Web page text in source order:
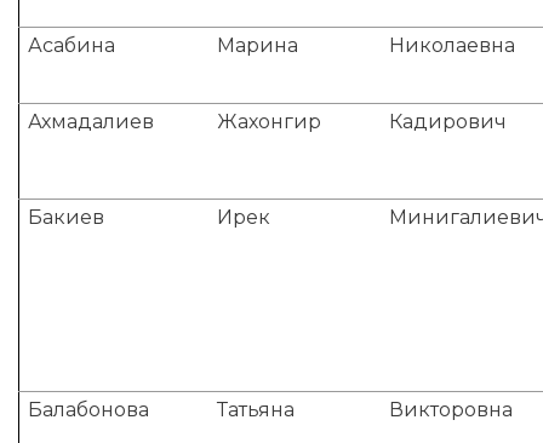
Асабина Марина Николаевна
Ахмадалиев Жахонгир Кадирович
Бакиев Ирек
Балабонова Татьяна Викторовна